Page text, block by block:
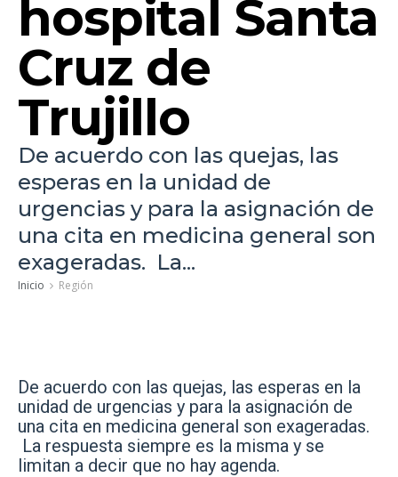
hospital Santa
Cruz de
Trujillo
De acuerdo con las quejas, las
esperas en la unidad de
urgencias y para la asignación de
una cita en medicina general son
exageradas. La...
Inicio Región
De acuerdo con las quejas, las esperas en la
unidad de urgencias y para la asignación de
una cita en medicina general son exageradas.
La respuesta siempre es la misma y se
limitan a decir que no hay agenda.